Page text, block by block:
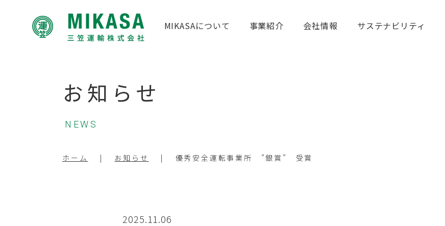
MIKASAについて 事業紹介 会社情報 サステナビリティ
お知らせ
NEWS
ホーム お知らせ 優秀安全運転事業所 ”銀賞” 受賞
2025.11.06